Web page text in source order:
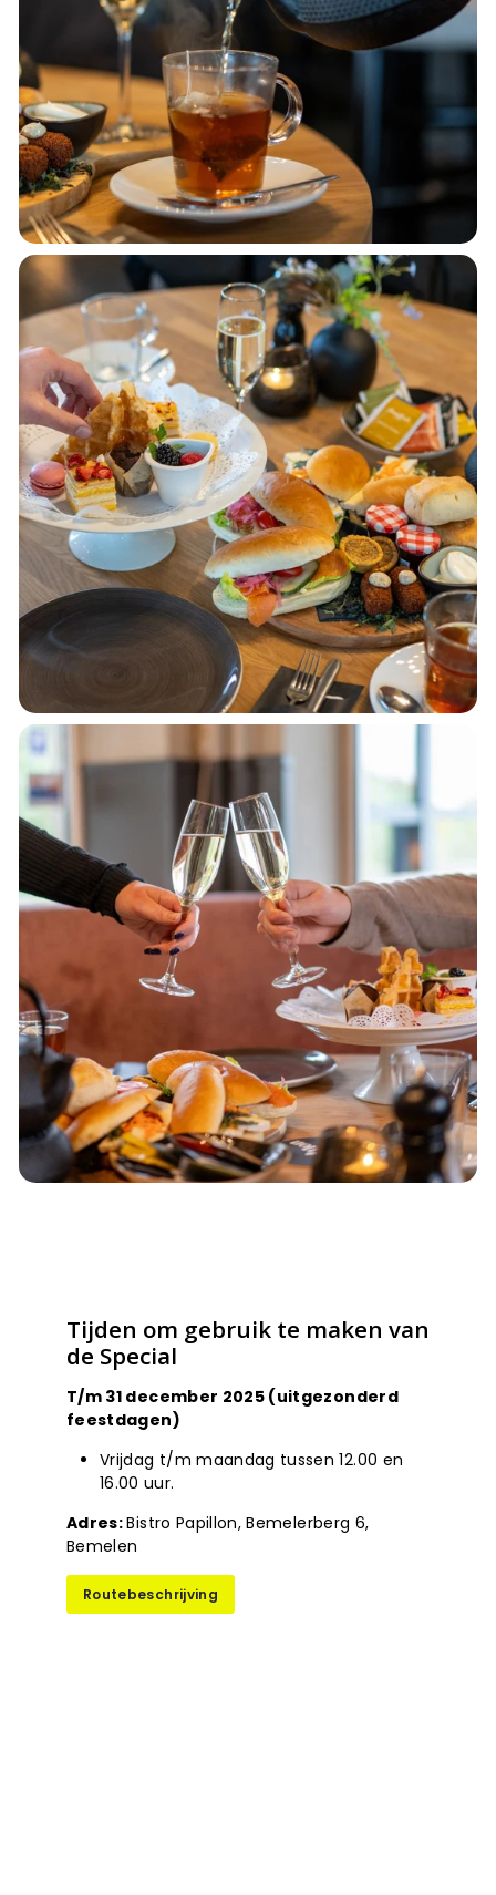
Tijden om gebruik te maken van
de Special
T/m 31 december 2025 (uitgezonderd
feestdagen)
Vrijdag t/m maandag tussen 12.00 en
16.00 uur.
Adres:Bistro Papillon, Bemelerberg 6,
Bemelen
Routebeschrijving